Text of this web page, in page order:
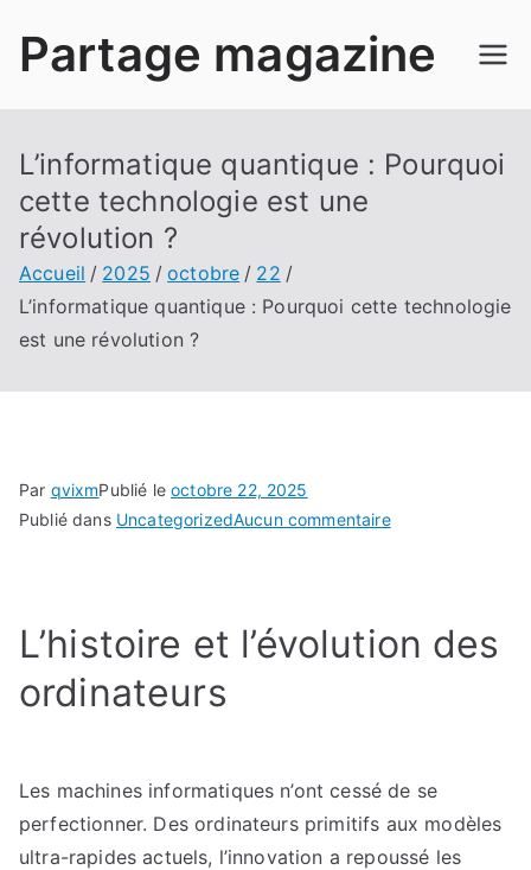
Partage magazine
L’informatique quantique : Pourquoi
cette technologie est une
révolution ?
Accueil 2025 octobre
22
L’informatique quantique : Pourquoi cette technologie
est une révolution ?
Par qvixmPublié leoctobre 22, 2025
Publié dans UncategorizedAucun commentairesur
Pourquoi
révolution
L’histoire et l’évolution des
ordinateurs
Les machines informatiques n’ont cessé de se
perfectionner. Des ordinateurs primitifs aux modèles
ultra-rapides actuels, l’innovation a repoussé les